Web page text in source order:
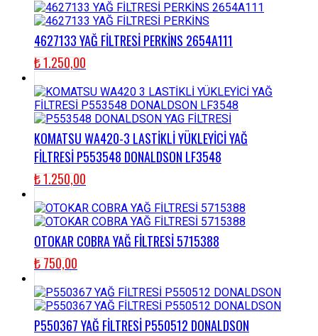
4627133 YAĞ FİLTRESİ PERKİNS 2654A111
₺1.250,00
KOMATSU WA420-3 LASTİKLİ YÜKLEYİCİ YAĞ
FİLTRESİ P553548 DONALDSON LF3548
₺1.250,00
OTOKAR COBRA YAĞ FİLTRESİ 5715388
₺750,00
P550367 YAĞ FİLTRESİ P550512 DONALDSON